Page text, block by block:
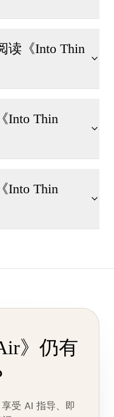
读《Into Thin
Into Thin
Into Thin
》仍有
受 AI 指导、即